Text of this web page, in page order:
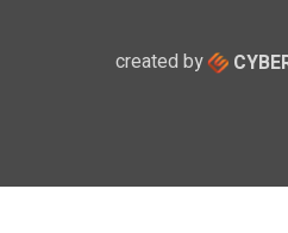
created by